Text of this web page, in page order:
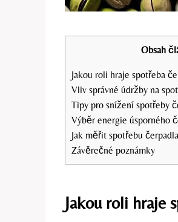
Obsah
Jakou roli hraje spotřeba
Vliv správné údržby na
Tipy pro snížení spotřeby
Výběr energie úsporného
Jak měřit spotřebu
Závěrečné poznámky
Jakou roli hraje